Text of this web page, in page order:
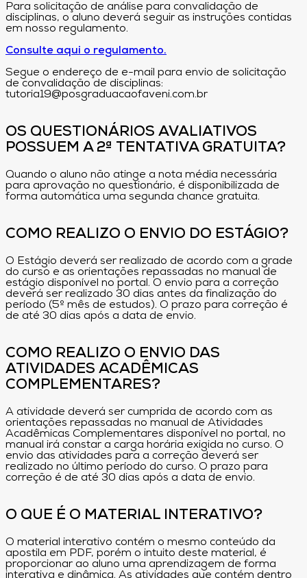
Para solicitação de análise para convalidação de
disciplinas, o aluno deverá seguir as instruções contidas
em nosso regulamento.
Consulte aqui o regulamento.
Segue o endereço de e-mail para envio de solicitação
de convalidação de disciplinas:
tutoria19@posgraduacaofaveni.com.br
OS QUESTIONÁRIOS AVALIATIVOS
POSSUEM A 2ª TENTATIVA GRATUITA?
Quando o aluno não atinge a nota média necessária
para aprovação no questionário, é disponibilizada de
forma automática uma segunda chance gratuita.
COMO REALIZO O ENVIO DO ESTÁGIO?
O Estágio deverá ser realizado de acordo com a grade
do curso e as orientações repassadas no manual de
estágio disponível no portal. O envio para a correção
deverá ser realizado 30 dias antes da finalização do
período (5º mês de estudos). O prazo para correção é
de até 30 dias após a data de envio.
COMO REALIZO O ENVIO DAS
ATIVIDADES ACADÊMICAS
COMPLEMENTARES?
A atividade deverá ser cumprida de acordo com as
orientações repassadas no manual de Atividades
Acadêmicas Complementares disponível no portal, no
manual irá constar a carga horária exigida no curso. O
envio das atividades para a correção deverá ser
realizado no último período do curso. O prazo para
correção é de até 30 dias após a data de envio.
O QUE É O MATERIAL INTERATIVO?
O material interativo contém o mesmo conteúdo da
apostila em PDF, porém o intuito deste material, é
proporcionar ao aluno uma aprendizagem de forma
interativa e dinâmica. As atividades que contém dentro